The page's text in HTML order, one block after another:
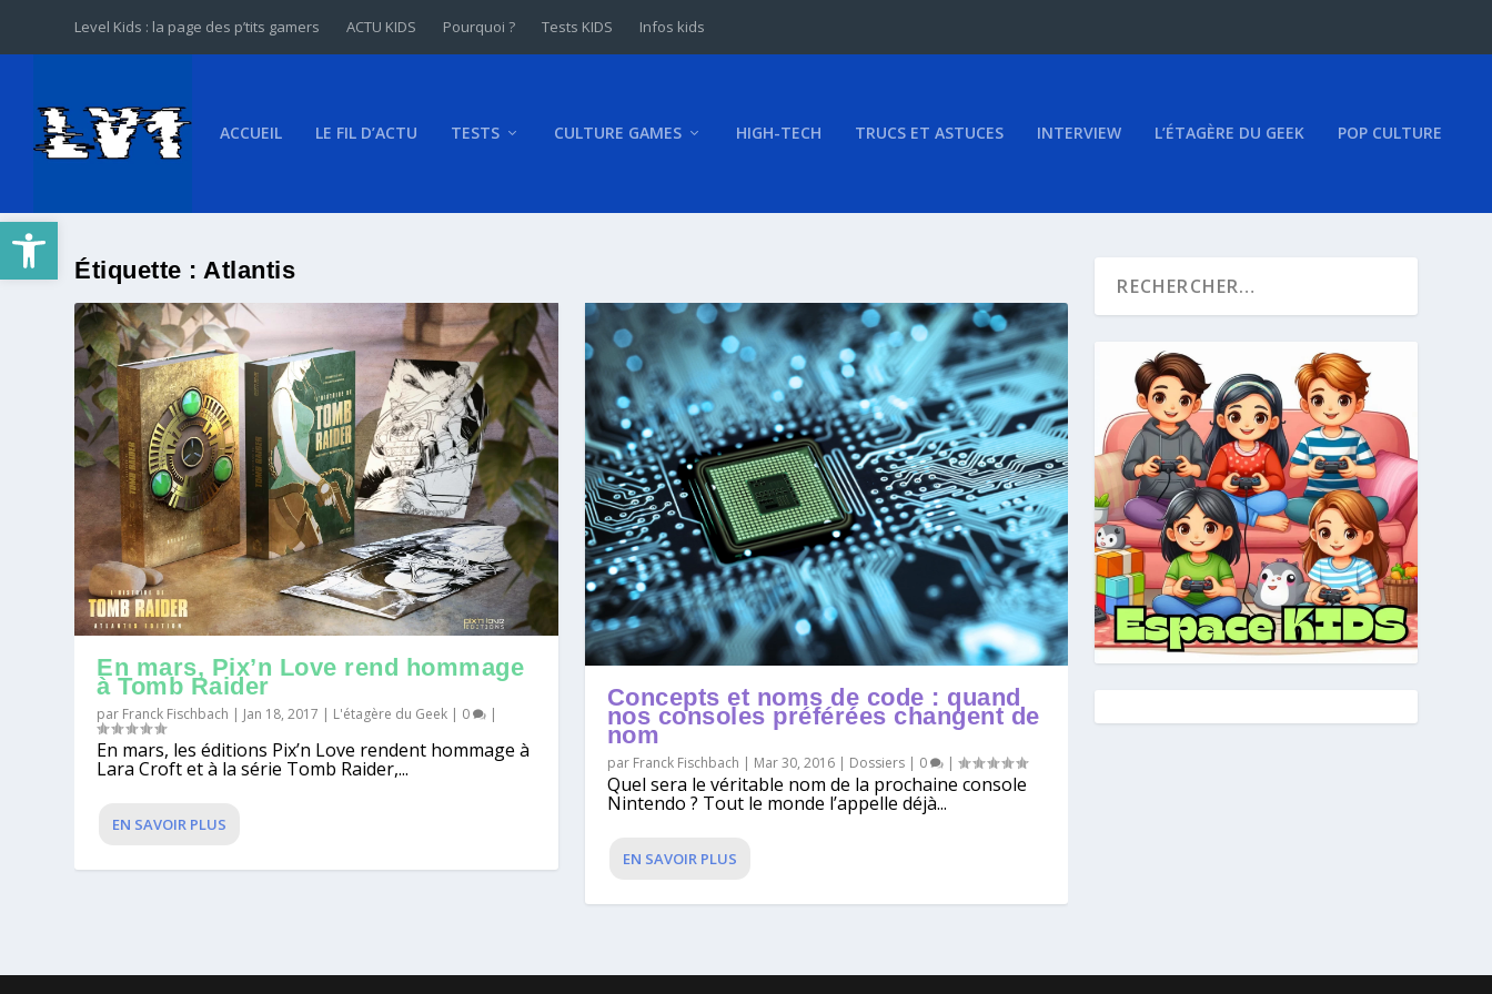
Ouvrir la barre d’outils
Level Kids : la page des p’tits gamers ACTU KIDS Pourquoi ? Tests KIDS Infos kids
ACCUEIL LE FIL D’ACTU TESTS CULTURE GAMES HIGH-TECH TRUCS ET ASTUCES INTERVIEW L’ÉTAGÈRE DU GEEK POP CULTURE
Étiquette :Atlantis
En mars, Pix’n Love rend hommage
à Tomb Raider
par Franck Fischbach | Jan 18, 2017 | L'étagère du Geek | 0 |
En mars, les éditions Pix’n Love rendent hommage à
Lara Croft et à la série Tomb Raider,...
EN SAVOIR PLUS
Concepts et noms de code : quand
nos consoles préférées changent de
nom
par Franck Fischbach | Mar 30, 2016| Dossiers| 0 |
Quel sera le véritable nom de la prochaine console
Nintendo ? Tout le monde l’appelle déjà...
EN SAVOIR PLUS